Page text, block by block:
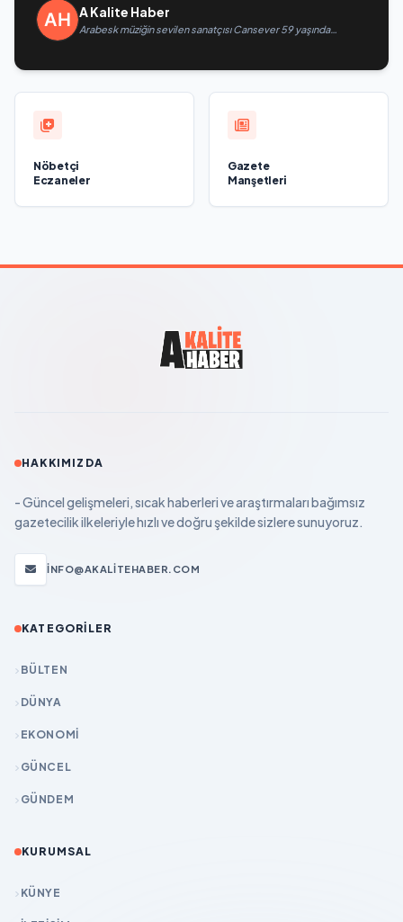
A Kalite Haber
Arabesk müziğin sevilen sanatçısı Cansever 59 yaşında
Nöbetçi
Eczaneler
Gazete
Manşetleri
HAKKIMIZDA
- Güncel gelişmeleri, sıcak haberleri ve araştırmaları bağımsız
gazetecilik ilkeleriyle hızlı ve doğru şekilde sizlere sunuyoruz.
INFO@AKALITEHABER.COM
KATEGORILER
BÜLTEN
DÜNYA
EKONOMİ
GÜNCEL
GÜNDEM
KURUMSAL
KÜNYE